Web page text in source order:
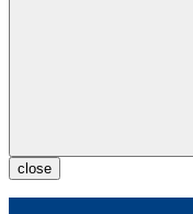
close